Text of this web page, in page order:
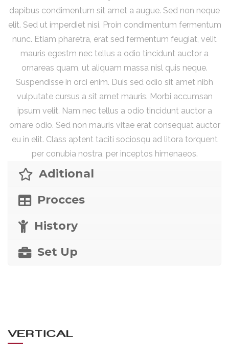
dapibus condimentum sit amet a augue. Sed non neque
elit. Sed ut imperdiet nisi. Proin condimentum fermentum
nunc. Etiam pharetra, erat sed fermentum feugiat, velit
mauris egestm nec tellus a odio tincidunt auctor a
ornareas quam, ut aliquam massa nisl quis neque.
Suspendisse in orci enim. Duis sed odio sit amet nibh
vulputate cursus a sit amet mauris. Morbi accumsan
ipsum velit. Nam nec tellus a odio tincidunt auctor a
ornare odio. Sed non mauris vitae erat consequat auctor
eu in elit. Class aptent taciti sociosqu ad litora torquent
per conubia nostra, per inceptos himenaeos.
Aditional
Procces
History
Set Up
VERTICAL